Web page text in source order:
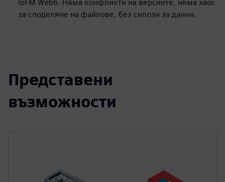
IoFM Webb. Няма конфликти на версиите, няма хаос
за споделяне на файлове, без силози за данни.
Представени
възможности